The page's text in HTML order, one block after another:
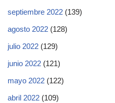
septiembre 2022 (139)
agosto 2022 (128)
julio 2022 (129)
junio 2022 (121)
mayo 2022 (122)
abril 2022 (109)